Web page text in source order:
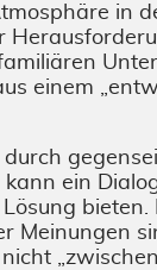
in
einem
ein
bieten.
Meinungen